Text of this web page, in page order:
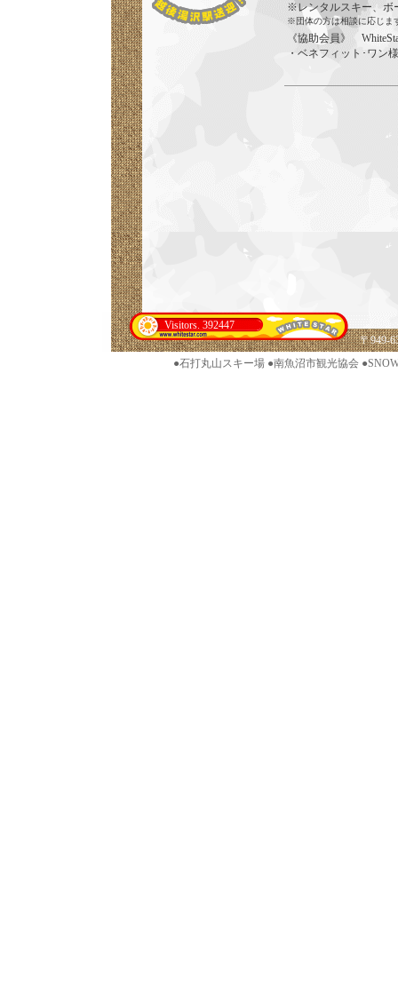
※レンタルスキー、ボ
※団体の方は相談に応じま
《協助会員》
・ベネフィット･ワン
Visitors. 392447
〒949-
●石打丸山スキー場 ●南魚沼市観光協会